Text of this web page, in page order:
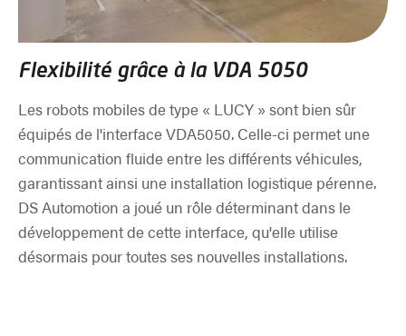
Flexibilité grâce à la VDA 5050
Les robots mobiles de type « LUCY » sont bien sûr
équipés de l'interface VDA5050. Celle-ci permet une
communication fluide entre les différents véhicules,
garantissant ainsi une installation logistique pérenne.
DS Automotion a joué un rôle déterminant dans le
développement de cette interface, qu'elle utilise
désormais pour toutes ses nouvelles installations.